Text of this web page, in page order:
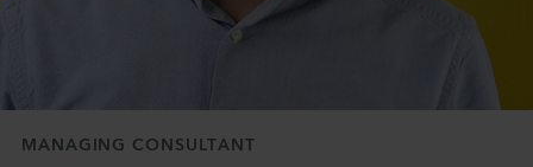
MANAGING CONSULTANT